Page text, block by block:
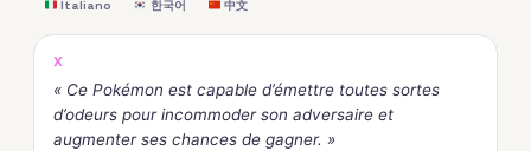
Italiano
한국어 中文
X
« Ce Pokémon est capable d’émettre toutes sortes
d’odeurs pour incommoder son adversaire et
augmenter ses chances de gagner. »